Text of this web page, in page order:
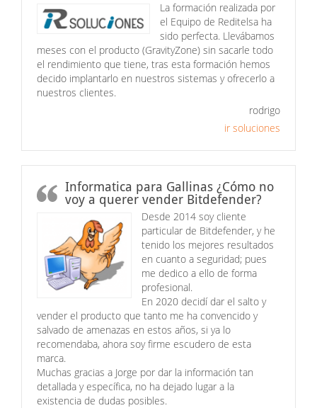
La formación realizada por
el Equipo de Reditelsa ha
sido perfecta. Llevábamos
meses con el producto (GravityZone) sin sacarle todo
el rendimiento que tiene, tras esta formación hemos
decido implantarlo en nuestros sistemas y ofrecerlo a
nuestros clientes.
rodrigo
ir soluciones
Informatica para Gallinas ¿Cómo no
voy a querer vender Bitdefender?
Desde 2014 soy cliente
particular de Bitdefender, y he
tenido los mejores resultados
en cuanto a seguridad; pues
me dedico a ello de forma
profesional.
En 2020 decidí dar el salto y
vender el producto que tanto me ha convencido y
salvado de amenazas en estos años, si ya lo
recomendaba, ahora soy firme escudero de esta
marca.
Muchas gracias a Jorge por dar la información tan
detallada y específica, no ha dejado lugar a la
existencia de dudas posibles.